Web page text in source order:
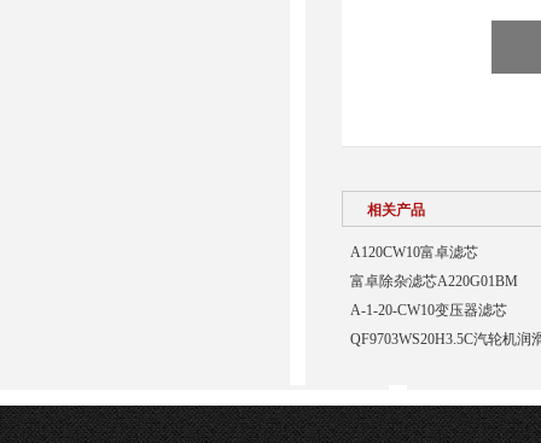
相关产品
A120CW10富卓滤芯
富卓除杂滤芯A220G01BM
A-1-20-CW10变压器滤芯
QF9703WS20H3.5C汽轮机润